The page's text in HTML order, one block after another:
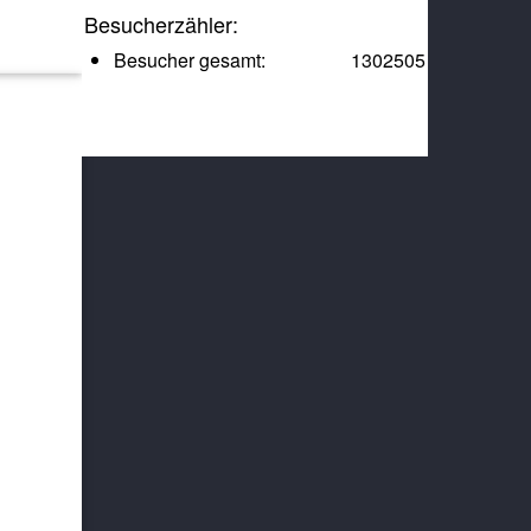
Besucherzähler:
1302505
Besucher gesamt: